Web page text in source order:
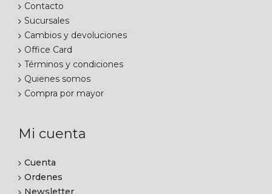
Contacto
Sucursales
Cambios y devoluciones
Office Card
Términos y condiciones
Quienes somos
Compra por mayor
Mi cuenta
Cuenta
Ordenes
Newsletter